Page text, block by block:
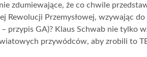
zdumiewające, że co chwile
Rewolucji Przemysłowej, wzywając
przypis GA)? Klaus Schwab nie tylko
przywódców, aby zrobili to